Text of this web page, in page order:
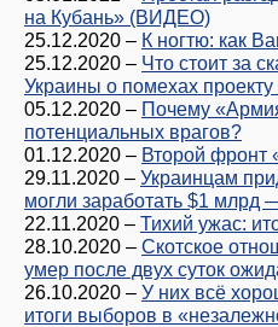
на Кубань» (ВИДЕО)
25.12.2020 – К ногтю: как
25.12.2020 – Что стоит за
Украины о помехах
05.12.2020 – Почему
потенциальных врагов?
01.12.2020 – Второй фронт
29.11.2020 – Украинцам
могли заработать $1 млрд
22.11.2020 – Тихий ужас:
28.10.2020 – Скотское
умер после двух суток
26.10.2020 – У них всё
итоги выборов в